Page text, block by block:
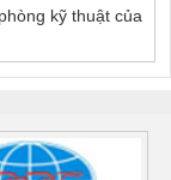
kỹ thuật của